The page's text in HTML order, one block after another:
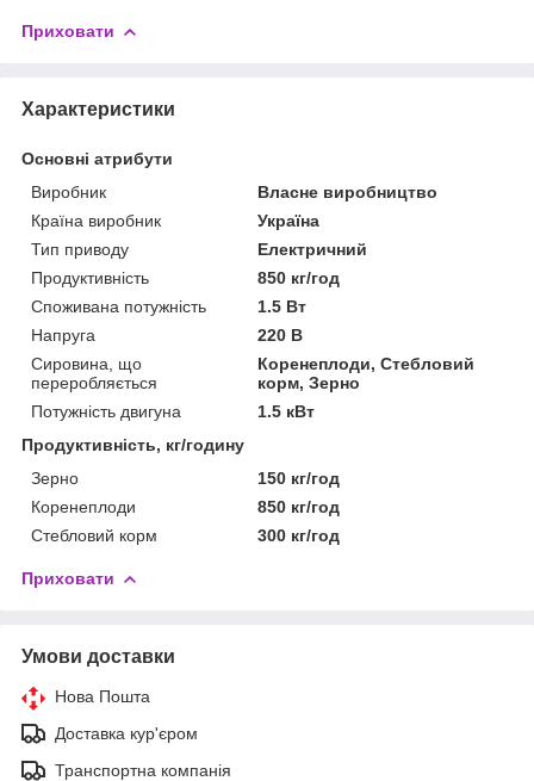
Приховати
Характеристики
Основні атрибути
Виробник
Власне виробництво
Країна виробник
Україна
Тип приводу
Електричний
Продуктивність
850 кг/год
Споживана потужність
1.5 Вт
Напруга
220 В
Сировина, що
переробляється
Коренеплоди, Стебловий
корм, Зерно
Потужність двигуна
1.5 кВт
Продуктивність, кг/годину
Зерно
150 кг/год
Коренеплоди
850 кг/год
Стебловий корм
300 кг/год
Приховати
Умови доставки
Нова Пошта
Доставка кур'єром
Транспортна компанія